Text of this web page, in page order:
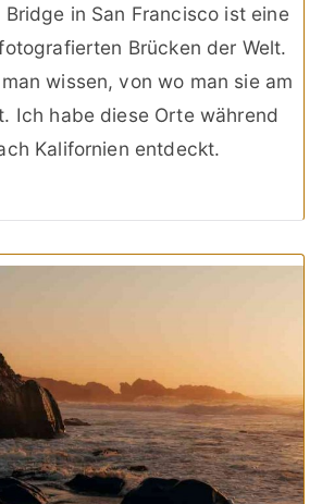
Bridge in San Francisco ist eine
Brücken der Welt.
wissen, von wo man sie am
Ich habe diese Orte während
Kalifornien entdeckt.